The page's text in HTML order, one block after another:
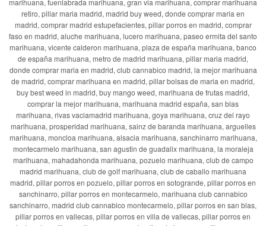
marihuana, fuenlabrada marihuana, gran via marihuana, comprar marihuana
retiro, pillar maria madrid, madrid buy weed, donde comprar maria en
madrid, comprar madrid estupefacientes, pillar porros en madrid, comprar
faso en madrid, aluche marihuana, lucero marihuana, paseo ermita del santo
marihuana, vicente calderon marihuana, plaza de españa marihuana, banco
de españa marihuana, metro de madrid marihuana, pillar maria madrid,
donde comprar maria en madrid, club cannabico madrid, la mejor marihuana
de madrid, comprar marihuana en madrid, pillar bolsas de maria en madrid,
buy best weed in madrid, buy mango weed, marihuana de frutas madrid,
comprar la mejor marihuana, marihuana madrid españa, san blas
marihuana, rivas vaciamadrid marihuana, goya marihuana, cruz del rayo
marihuana, prosperidad marihuana, sainz de baranda marihuana, arguelles
marihuana, moncloa marihuana, alsacia marihuana, sanchinarro marihuana,
montecarmelo marihuana, san agustin de guadalix marihuana, la moraleja
marihuana, mahadahonda marihuana, pozuelo marihuana, club de campo
madrid marihuana, club de golf marihuana, club de caballo marihuana
madrid, pillar porros en pozuelo, pillar porros en sotogrande, pillar porros en
sanchinarro, pillar porros en montecarmelo, marihuana club cannabico
sanchinarro, madrid club cannabico montecarmelo, pillar porros en san blas,
pillar porros en vallecas, pillar porros en villa de vallecas, pillar porros en